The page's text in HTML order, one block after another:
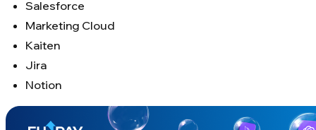
Salesforce
Marketing Cloud
Kaiten
Jira
Notion